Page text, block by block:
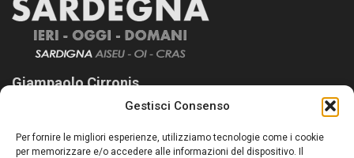
Gestisci Consenso
Per fornire le migliori esperienze, utilizziamo tecnologie come i cookie
per memorizzare e/o accedere alle informazioni del dispositivo. Il
Giampaolo Cirronis
Sardegna Ieri-Oggi-Domani nasce per informare “liberamente” i
lettori su quanto accade in Sardegna, con un occhio rivolto al
nostro passato e, soprattutto, al nostro futuro